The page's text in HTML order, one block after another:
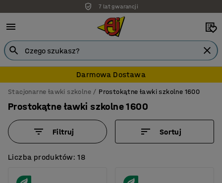
7 lat gwarancji
Darmowa Dostawa
Stacjonarne ławki szkolne Prostokątne ławki szkolne 1600
Prostokątne ławki szkolne 1600
Filtruj Sortuj
Liczba produktów: 18